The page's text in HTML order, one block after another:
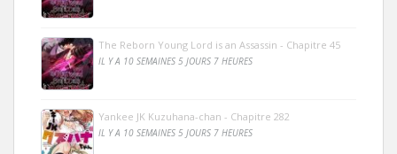
The Reborn Young Lord is an Assassin - Chapitre 45
IL Y A 10 SEMAINES 5 JOURS 7 HEURES
Yankee JK Kuzuhana-chan - Chapitre 282
IL Y A 10 SEMAINES 5 JOURS 7 HEURES